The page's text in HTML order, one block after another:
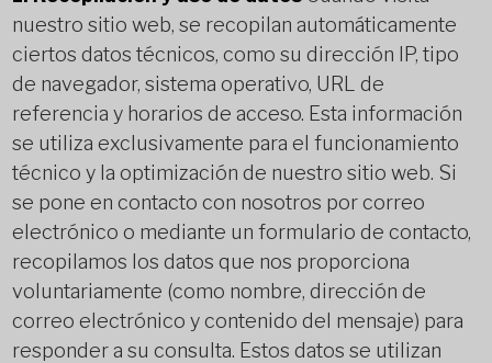
nuestro sitio web, se recopilan automáticamente
ciertos datos técnicos, como su dirección IP, tipo
de navegador, sistema operativo, URL de
referencia y horarios de acceso. Esta información
se utiliza exclusivamente para el funcionamiento
técnico y la optimización de nuestro sitio web. Si
se pone en contacto con nosotros por correo
electrónico o mediante un formulario de contacto,
recopilamos los datos que nos proporciona
voluntariamente (como nombre, dirección de
correo electrónico y contenido del mensaje) para
responder a su consulta. Estos datos se utilizan